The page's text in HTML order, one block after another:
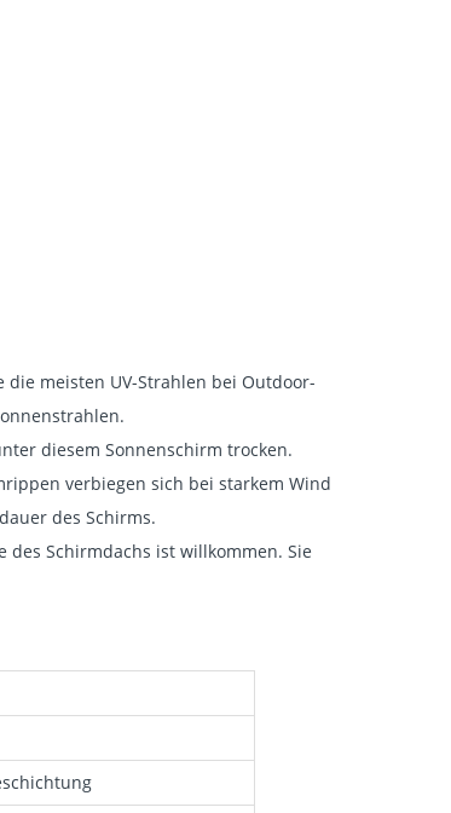
meisten UV-Strahlen bei Outdoor-
diesem Sonnenschirm trocken.
verbiegen sich bei starkem Wind
des Schirms.
Schirmdachs ist willkommen. Sie